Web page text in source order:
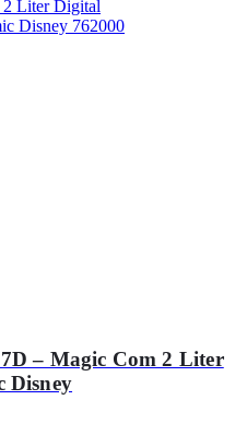
– Magic Com 2 Liter
Disney